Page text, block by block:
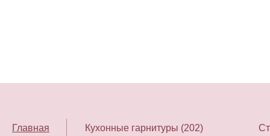
Главная Кухонные гарнитуры (202)